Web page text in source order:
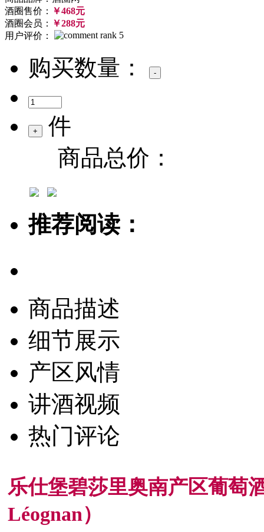
酒圈售价： ￥468元
酒圈会员： ￥288元
用户评价：
购买数量：
件
商品总价：
推荐阅读：
商品描述
细节展示
产区风情
讲酒视频
热门评论
乐仕堡碧莎里奥南产区葡萄
Léognan）